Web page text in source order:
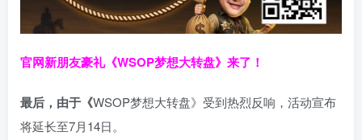
官网新朋友豪礼《WSOP梦想大转盘》来了！
最后，由于《WSOP梦想大转盘》受到热烈反响，活动宣布
将延长至7月14日。